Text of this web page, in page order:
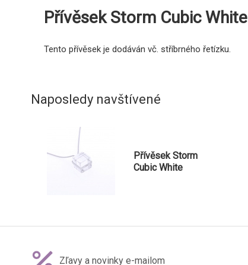
Přívěsek Storm Cubic White
Tento přívěsek je dodáván vč. stříbrného řetízku.
Naposledy navštívené
Přívěsek Storm
Cubic White
Zľavy a novinky e-mailom